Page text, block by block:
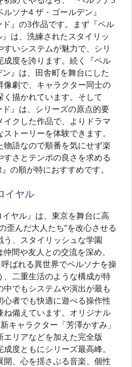
ソナ4 ザ・ゴールデン』
ド』の3作品です。まず『ペル
は、洗練されたスタイリッ
すいシステムが魅力で、シリ
成度を誇ります。続く『ペル
』は、田舎町を舞台にした
像劇で、キャラクター同士の
描かれています。そして
ド』は、シリーズの原点的要
イクした作品で、よりドラマ
トーリーを体験できます。
物語なので順番を気にせず楽
すさとテンポの良さを求める
の順が特におすすめです。
イヤル
イヤル』は、東京を舞台に高
歪んだ大人たち”を改心させる
う、スタイリッシュな学園
間や友人との交流を深め、
ばれる異世界でペルソナを操
、二重生活のような構成が特
でもシステムや演出が最も
心者でも快適に遊べる操作性
ね備えています。オリジナル
キャラクター「芳澤かすみ」
リアなどを加えた完全版
度ともにシリーズ最高峰。
開、心を揺さぶる音楽、個性